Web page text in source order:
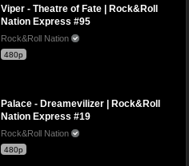
Viper - Theatre of Fate | Rock&Roll
Nation Express #95
Rock&Roll Nation
480p
Palace - Dreamevilizer | Rock&Roll
Nation Express #19
Rock&Roll Nation
480p